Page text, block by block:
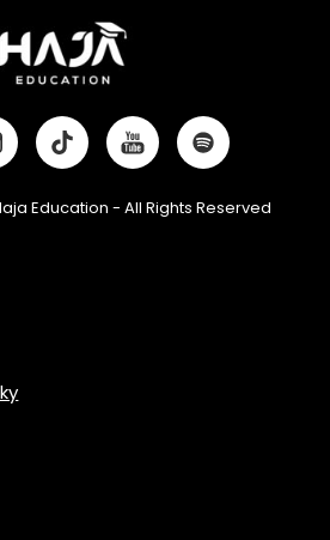
Education - All Rights Reserved